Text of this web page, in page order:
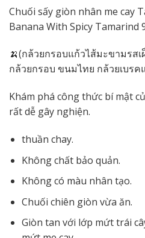
Chuối sấy giòn nhân me cay
Banana With Spicy Tamarind
🍌(กล้วยกรอบแก้วไส้มะขามรส
กล้วยกรอบ ขนมไทย กล้วยเบรค
Khám phá công thức bí mật
rất dễ gây nghiện.
thuần chay.
Không chất bảo quản.
Không có màu nhân tạo.
Chuối chiên giòn vừa ăn.
Giòn tan với lớp mứt trái